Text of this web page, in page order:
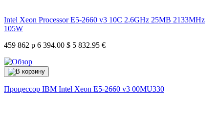
Intel Xeon Processor E5-2660 v3 10C 2.6GHz 25MB 2133MHz
105W
459 862 р 6 394.00 $ 5 832.95 €
Процессор IBM Intel Xeon E5-2660 v3 00MU330